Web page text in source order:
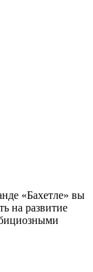
«Бахетле» вы
на развитие